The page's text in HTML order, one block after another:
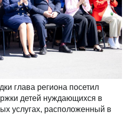
глава региона посетил
детей нуждающихся в
услугах, расположенный в